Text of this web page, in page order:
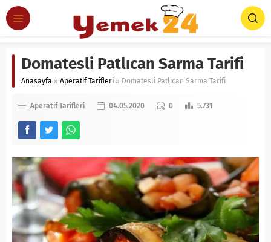
Domatesli Patlıcan Sarma Tarifi
Anasayfa » Aperatif Tarifleri » Domatesli Patlıcan Sarma Tarifi
Aperatif Tarifleri 04.05.2020 0 5.731